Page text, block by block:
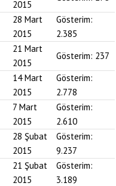
2015
28 Mart
2015
Gösterim:
2.385
21 Mart
2015
Gösterim: 237
14 Mart
2015
Gösterim:
2.778
7 Mart
2015
Gösterim:
2.610
28 Şubat
2015
Gösterim:
9.237
21 Şubat
2015
Gösterim:
3.189